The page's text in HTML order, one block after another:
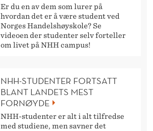
Er du en av dem som lurer på
hvordan det er å være student ved
Norges Handelshøyskole? Se
videoen der studenter selv forteller
om livet på NHH campus!
NHH-STUDENTER FORTSATT
BLANT LANDETS MEST
FORNØYDE
NHH-studenter er alt i alt tilfredse
med studiene, men savner det